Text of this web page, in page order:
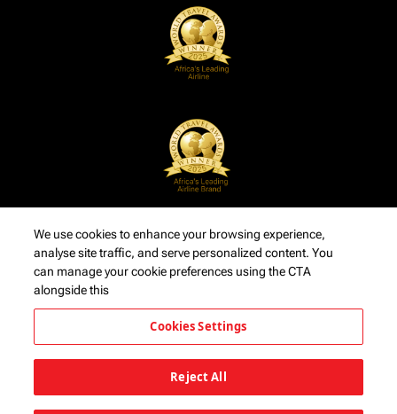
We use cookies to enhance your browsing experience,
analyse site traffic, and serve personalized content. You
can manage your cookie preferences using the CTA
alongside this
Cookies Settings
Reject All